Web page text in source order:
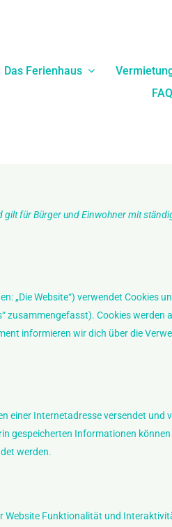
Das Ferienhaus
FAQ
für Bürger und Einwohner mit
„Die Website“) verwendet Cookies
zusammengefasst). Cookies werden
informieren wir dich über die
einer Internetadresse versendet und
gespeicherten Informationen
werden.
Website Funktionalität und